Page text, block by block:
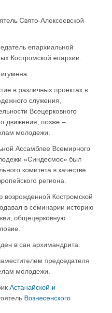
Свято-Алексеевской
епархиальной
Костромской епархии.
в различных проектах в
служения,
Всецерковного
движения, позже –
молодежи.
Ассамблее Всемирного
«Синдесмос» был
комитета в качестве
региона.
возрожденной Костромской
в семинарии историю
общецерковную
в сан архимандрита.
председателя
молодежи.
Астанайской и
Вознесенского